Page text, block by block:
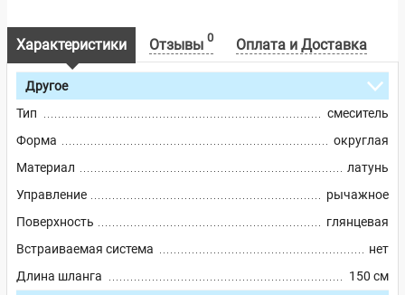
Характеристики Отзывы 0 Оплата и Доставка
Другое
Тип
смеситель
Форма
округлая
Материал
латунь
Управление
рычажное
Поверхность
глянцевая
Встраиваемая система
нет
Длина шланга
150 см